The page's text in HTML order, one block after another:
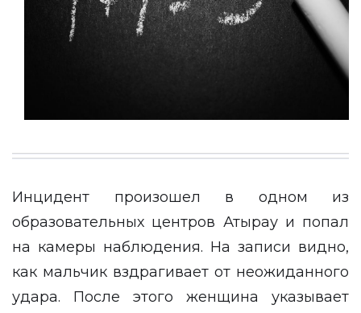
Инцидент произошел в одном из
образовательных центров Атырау и попал
на камеры наблюдения. На записи видно,
как мальчик вздрагивает от неожиданного
удара. После этого женщина указывает